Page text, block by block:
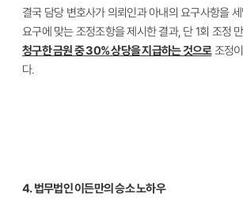
결국 담당 변호사가 의뢰인과 아내의 요구사항을 세
요구에 맞는 조정조항을 제시한 결과, 단 1회 조정
청구한 금원 중 30% 상당을 지급하는 것으로조정이
다.
4. 법무법인 이든만의 승소 노하우